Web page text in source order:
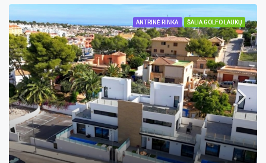
ANTRINĖ RINKA ŠALIA GOLFO LAUKŲ